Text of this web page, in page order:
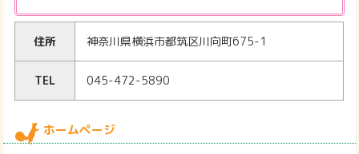
住所 神奈川県横浜市都筑区川向町675-1
TEL 045-472-5890
ホームページ